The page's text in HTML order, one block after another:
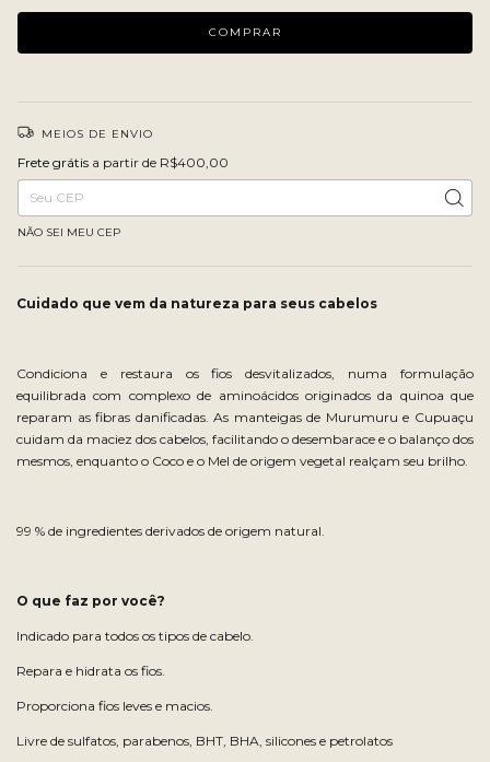
MEIOS DE ENVIO
R$400,00
Entregas para o CEP: ALTERAR CEP
Frete grátis a partir de R$400,00
NÃO SEI MEU CEP
Cuidado que vem da natureza para seus cabelos
Condiciona e restaura os fios desvitalizados, numa formulação
equilibrada com complexo de aminoácidos originados da quinoa que
reparam as fibras danificadas. As manteigas de Murumuru e Cupuaçu
cuidam da maciez dos cabelos, facilitando o desembarace e o balanço dos
mesmos, enquanto o Coco e o Mel de origem vegetal realçam seu brilho.
99 % de ingredientes derivados de origem natural.
O que faz por você?
Indicado para todos os tipos de cabelo.
Repara e hidrata os fios.
Proporciona fios leves e macios.
Livre de sulfatos, parabenos, BHT, BHA, silicones e petrolatos